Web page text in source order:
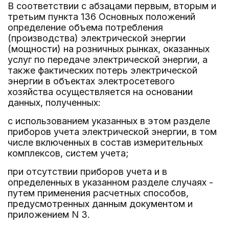
В соответствии с абзацами первым, вторым и
третьим пункта 136 Основных положений
определение объема потребления
(производства) электрической энергии
(мощности) на розничных рынках, оказанных
услуг по передаче электрической энергии, а
также фактических потерь электрической
энергии в объектах электросетевого
хозяйства осуществляется на основании
данных, полученных:
с использованием указанных в этом разделе
приборов учета электрической энергии, в том
числе включенных в состав измерительных
комплексов, систем учета;
при отсутствии приборов учета и в
определенных в указанном разделе случаях -
путем применения расчетных способов,
предусмотренных данным документом и
приложением N 3.